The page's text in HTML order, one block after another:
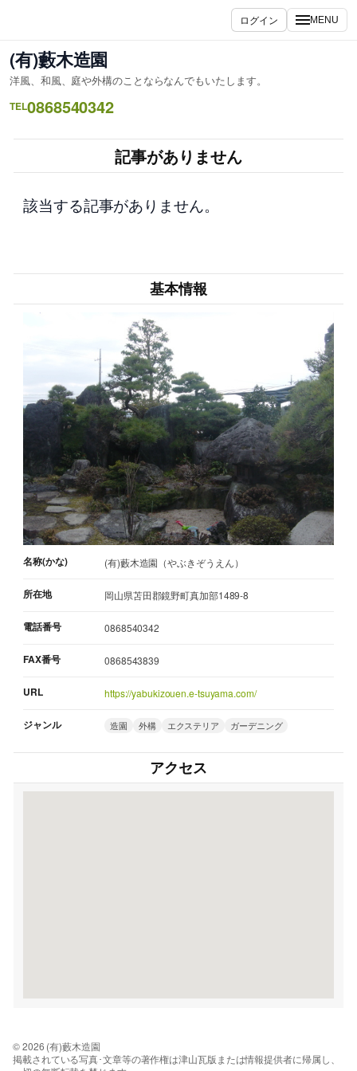
を
ス
キ
ッ
ログイン MENU
(有)藪木造園
洋風、和風、庭や外構のことならなんでもいたします。
TEL0868540342
記事がありません
該当する記事がありません。
基本情報
名称(かな) (有)藪木造園（やぶきぞうえん）
所在地 岡山県苫田郡鏡野町真加部1489-8
電話番号 0868540342
FAX番号 0868543839
URL https://yabukizouen.e-tsuyama.com/
ジャンル 造園 外構 エクステリア ガーデニング
アクセス
© 2026 (有)藪木造園
掲載されている写真･文章等の著作権は津山瓦版または情報提供者に帰属し、